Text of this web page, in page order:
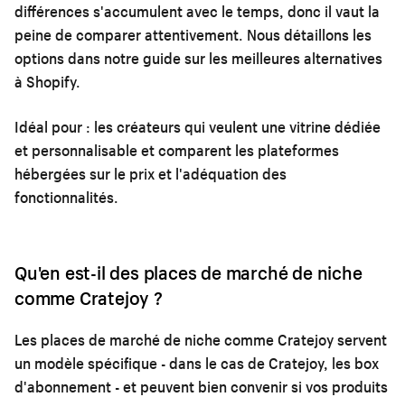
différences s'accumulent avec le temps, donc il vaut la
peine de comparer attentivement. Nous détaillons les
options dans notre guide sur les meilleures alternatives
à Shopify.
Idéal pour : les créateurs qui veulent une vitrine dédiée
et personnalisable et comparent les plateformes
hébergées sur le prix et l'adéquation des
fonctionnalités.
Qu'en est-il des places de marché de niche
comme Cratejoy ?
Les places de marché de niche comme Cratejoy servent
un modèle spécifique - dans le cas de Cratejoy, les box
d'abonnement - et peuvent bien convenir si vos produits